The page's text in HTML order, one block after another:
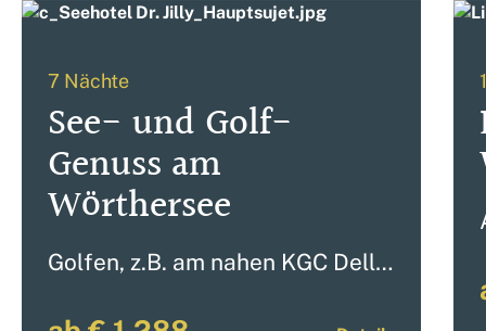
7 Nächte
See- und Golf-
Genuss am
Wörthersee
Golfen, z.B. am nahen KGC Dellach, reservierte Sonnenliegen direkt am See, Wassersport und Kulinarik auf Top-Niveau im Hotel Linde in Maria Wörth.